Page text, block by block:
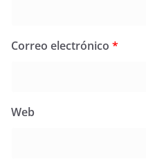
Correo electrónico *
Web